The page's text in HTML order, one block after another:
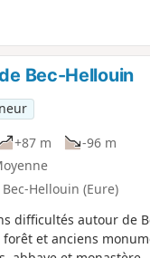
Bec-Hellouin
+87 m
-96 m
Hellouin (Eure)
difficultés autour de
et anciens